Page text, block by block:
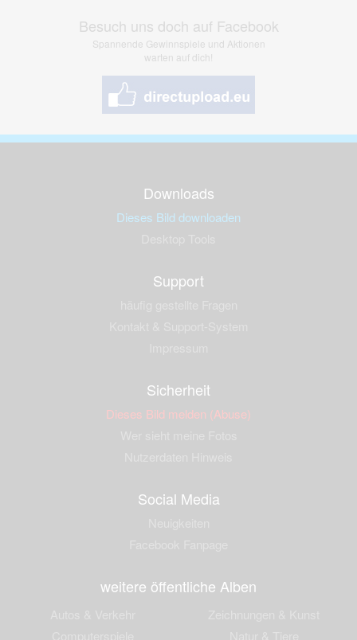
Besuch uns doch auf Facebook
Spannende Gewinnspiele und Aktionen
warten auf dich!
Downloads
Dieses Bild downloaden
Support
Sicherheit
Dieses Bild melden (Abuse)
Social Media
weitere öffentliche Alben